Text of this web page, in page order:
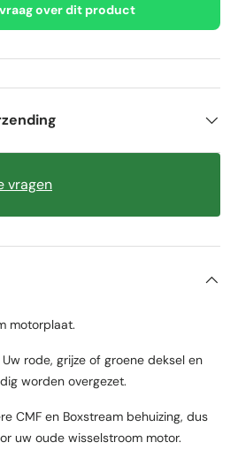
over dit product
vragen
motorplaat.
rode, grijze of groene deksel en
worden overgezet.
CMF en Boxstream behuizing, dus
uw oude wisselstroom motor.